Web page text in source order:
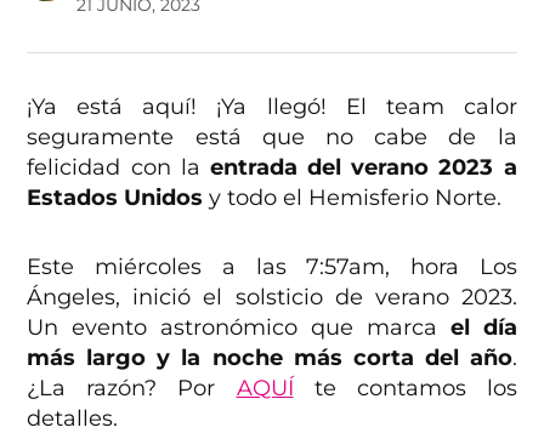
¡Ya está aquí! ¡Ya llegó! El team calor
seguramente está que no cabe de la
felicidad con la entrada del verano 2023 a
Estados Unidos y todo el Hemisferio Norte.
Este miércoles a las 7:57am, hora Los
Ángeles, inició el solsticio de verano 2023.
Un evento astronómico que marca el día
más largo y la noche más corta del año.
¿La razón? Por AQUÍ te contamos los
detalles.